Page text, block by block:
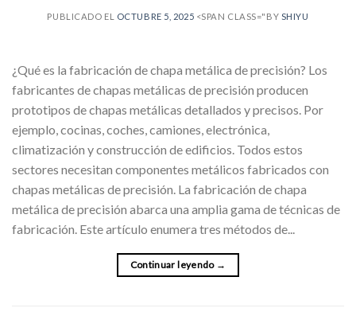
PUBLICADO EL OCTUBRE 5, 2025 <SPAN CLASS="BY SHIYU
¿Qué es la fabricación de chapa metálica de precisión? Los
fabricantes de chapas metálicas de precisión producen
prototipos de chapas metálicas detallados y precisos. Por
ejemplo, cocinas, coches, camiones, electrónica,
climatización y construcción de edificios. Todos estos
sectores necesitan componentes metálicos fabricados con
chapas metálicas de precisión. La fabricación de chapa
metálica de precisión abarca una amplia gama de técnicas de
fabricación. Este artículo enumera tres métodos de...
Continuar leyendo →